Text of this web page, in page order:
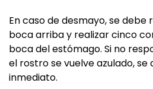
En caso de desmayo, se
boca arriba y realizar cinco
boca del estómago. Si no
el rostro se vuelve azulado, se
inmediato.